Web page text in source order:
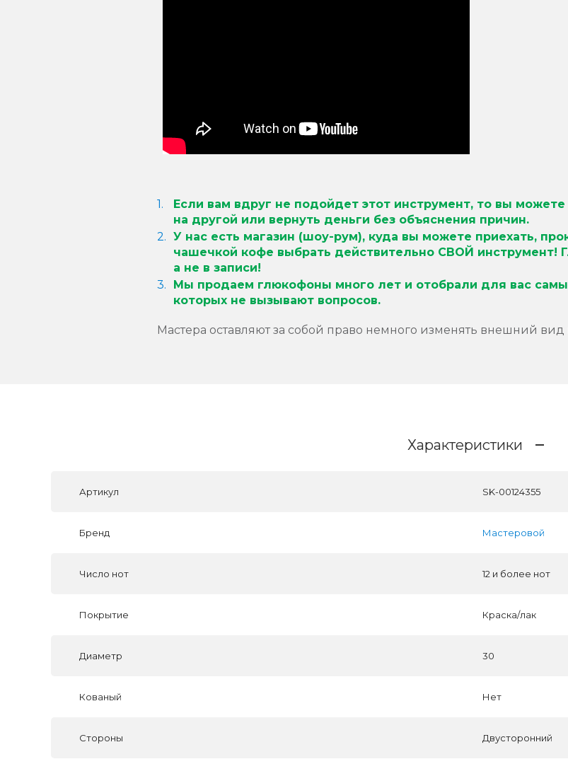
Если вам вдруг не подойдет этот инструмент, то вы
на другой или вернуть деньги без объяснения причин.
У нас есть магазин (шоу-рум), куда вы можете приехать,
чашечкой кофе выбрать действительно СВОЙ инструмент!
а не в записи!
Мы продаем глюкофоны много лет и отобрали для вас
которых не вызывают вопросов.
Мастера оставляют за собой право немного изменять внешний
Характеристики
Артикул SK-00124355
Бренд Мастеровой
Число нот 12 и более нот
Покрытие Краска/лак
Диаметр 30
Кованый Нет
Стороны Двусторонний